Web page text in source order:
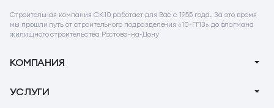
Строительная компания СК10 работает для Вас с 1955 года. За это время
мы прошли путь от строительного подразделения «10-ГПЗ» до флагмана
жилищного строительства Ростова-на-Дону
КОМПАНИЯ
О компании
УСЛУГИ